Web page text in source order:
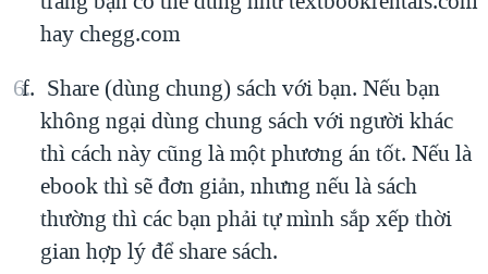
hay chegg.com
Share (dùng chung) sách với bạn. Nếu bạn
không ngại dùng chung sách với người khác
thì cách này cũng là một phương án tốt. Nếu là
ebook thì sẽ đơn giản, nhưng nếu là sách
thường thì các bạn phải tự mình sắp xếp thời
gian hợp lý để share sách.